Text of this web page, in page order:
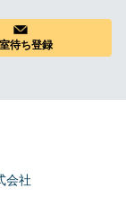
待ち登録
会社